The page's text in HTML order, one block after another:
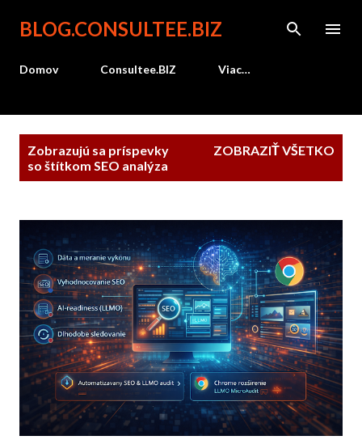
Preskočiť na hlavný obsah
BLOG.CONSULTEE.BIZ
Domov Consultee.BIZ Viac…
Zobrazujú sa príspevky
so štítkom SEO analýza
ZOBRAZIŤ VŠETKO